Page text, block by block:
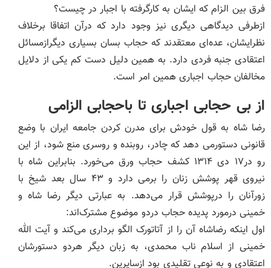
فرق بین الزام که ایشان به کارگرفته با اجبار در چیست؟
ازطرفی دیدگاهی دیگری نیز وجود دارد که درآن اتفاقا برخلاف
نظرایشان، عده‌ای معتقدند که حجاب بسان بسیاری دیگرازمسائل
اعتقادی جنبه فردی دارد. به همین دلیل دست کم یکی از دلایل
مخالفان حجاب اجباری همین امر است.
از بی حجابی اجباری تا باحجابی الزامی
رضا شاه به قول خودش برای مدرن کردن جامعه ایران با وضع
قانونی دستورمی دهد که چادر، روبنده و روسری منع شود، از این
رو در۱۷ دی ۱۳۱۴ کشف حجاب ورق می‌خورد. بنابراین شاه با
نیروی قهر پوشش زنان را برمی دارد و ۴۳ سال بعد شیخ با
زورآنان را درپوشش قرار می‌دهد. به عبارتی دیگر رضا شاه و
خمینی درمورد پدیده حجاب دردو موضوع مشترک‌اند:
اول اینکه رضاشاه آن را از آتاتورک الگو برداری می‌کند و آیت الله
خمینی از اسلام ناب محمدی، به زبان دیگر هردو دستورشان
اعتقادی و به نوعی تقلیدی بود ازسایرین.